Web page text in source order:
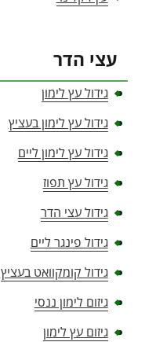
עצי הדר
גידול עץ לימון
גידול עץ לימון בעציץ
גידול עץ לימון ליים
גידול עץ תפוז
גידול עצי הדר
גידול פינגר ליים
גידול קומקוואט בעציץ
גיזום לימון ננסי
גיזום עץ לימון